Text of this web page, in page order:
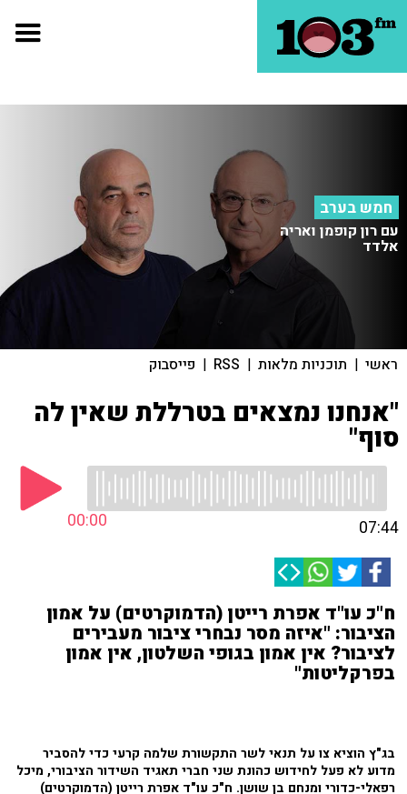
חמש בערב
עם רון קופמן ואריה
אלדד
ראשי | תוכניות מלאות |
RSS
| פייסבוק
"אנחנו נמצאים בטרללת שאין לה
סוף"
00:00 07:44
ח"כ עו"ד אפרת רייטן (הדמוקרטים) על אמון
הציבור: "איזה מסר נבחרי ציבור מעבירים
לציבור? אין אמון בגופי השלטון, אין אמון
בפרקליטות"
בג"ץ הוציא צו על תנאי לשר התקשורת שלמה קרעי כדי להסביר
מדוע לא פעל לחידוש כהונת שני חברי תאגיד השידור הציבורי, מיכל
רפאלי-כדורי ומנחם בן שושן. ח"כ עו"ד אפרת רייטן (הדמוקרטים)